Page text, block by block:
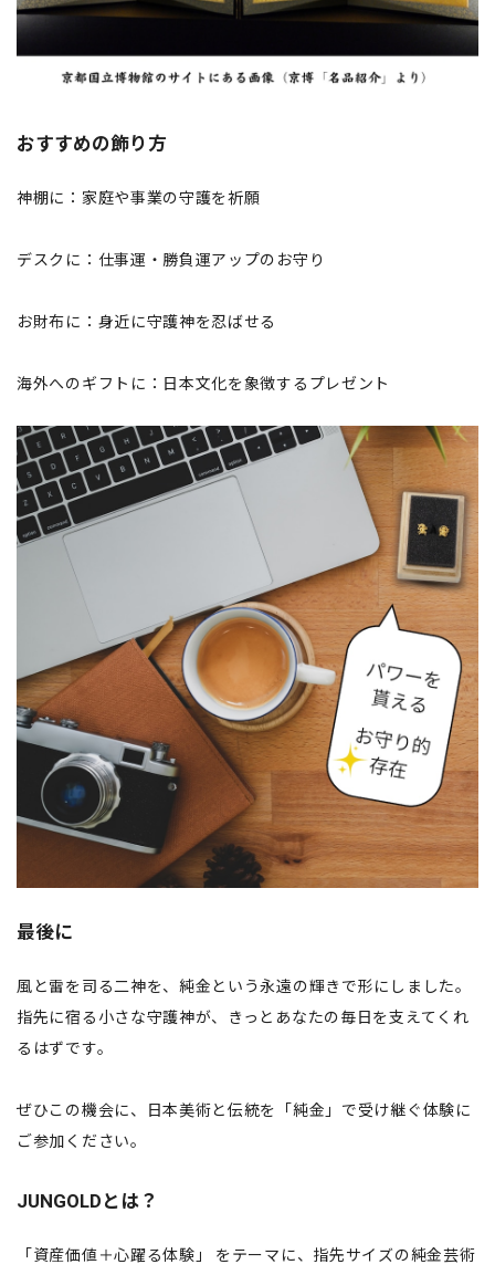
おすすめの飾り方
神棚に：家庭や事業の守護を祈願
デスクに：仕事運・勝負運アップのお守り
お財布に：身近に守護神を忍ばせる
海外へのギフトに：日本文化を象徴するプレゼント
最後に
風と雷を司る二神を、純金という永遠の輝きで形にしました。
指先に宿る小さな守護神が、きっとあなたの毎日を支えてくれ
るはずです。
ぜひこの機会に、日本美術と伝統を「純金」で受け継ぐ体験に
ご参加ください。
JUNGOLDとは？
「資産価値＋心躍る体験」 をテーマに、指先サイズの純金芸術